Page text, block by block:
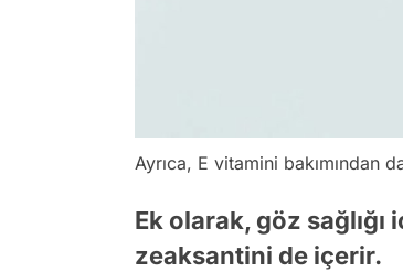
Ayrıca, E vitamini bakımından
Ek olarak, göz
zeaksantini de içerir.